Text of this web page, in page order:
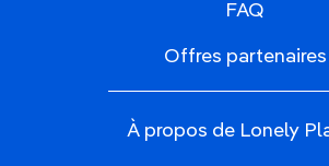
FAQ
Offres partenaires
À propos de Lonely